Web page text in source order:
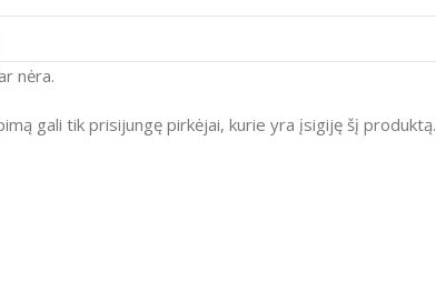
nėra.
gali tik prisijungę pirkėjai, kurie yra įsigiję šį produktą.